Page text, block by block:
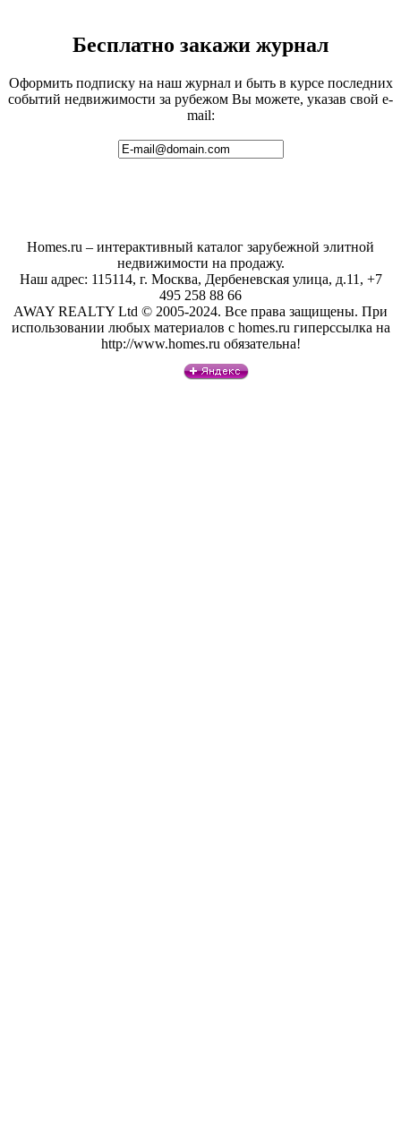
Бесплатно закажи журнал
Оформить подписку на наш журнал и быть в курсе последних
событий недвижимости за рубежом Вы можете, указав свой e-
mail:
Homes.ru – интерактивный каталог зарубежной элитной
недвижимости на продажу.
Наш адрес: 115114, г. Москва, Дербеневская улица, д.11, +7
495 258 88 66
AWAY REALTY Ltd © 2005-2024. Все права защищены. При
использовании любых материалов с homes.ru гиперссылка на
http://www.homes.ru обязательна!